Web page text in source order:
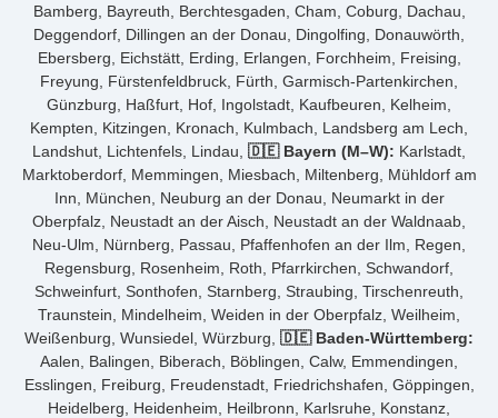
Bamberg, Bayreuth, Berchtesgaden, Cham, Coburg, Dachau,
Deggendorf, Dillingen an der Donau, Dingolfing, Donauwörth,
Ebersberg, Eichstätt, Erding, Erlangen, Forchheim, Freising,
Freyung, Fürstenfeldbruck, Fürth, Garmisch-Partenkirchen,
Günzburg, Haßfurt, Hof, Ingolstadt, Kaufbeuren, Kelheim,
Kempten, Kitzingen, Kronach, Kulmbach, Landsberg am Lech,
Landshut, Lichtenfels, Lindau, 🇩🇪 Bayern (M–W): Karlstadt,
Marktoberdorf, Memmingen, Miesbach, Miltenberg, Mühldorf am
Inn, München, Neuburg an der Donau, Neumarkt in der
Oberpfalz, Neustadt an der Aisch, Neustadt an der Waldnaab,
Neu-Ulm, Nürnberg, Passau, Pfaffenhofen an der Ilm, Regen,
Regensburg, Rosenheim, Roth, Pfarrkirchen, Schwandorf,
Schweinfurt, Sonthofen, Starnberg, Straubing, Tirschenreuth,
Traunstein, Mindelheim, Weiden in der Oberpfalz, Weilheim,
Weißenburg, Wunsiedel, Würzburg, 🇩🇪 Baden-Württemberg:
Aalen, Balingen, Biberach, Böblingen, Calw, Emmendingen,
Esslingen, Freiburg, Freudenstadt, Friedrichshafen, Göppingen,
Heidelberg, Heidenheim, Heilbronn, Karlsruhe, Konstanz,